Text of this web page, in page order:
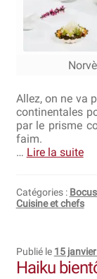
Bocuse d’Or
Mentions légales
Mon Compte
Plan du site
Politique en
Allez, on ne va
continentales
par le prisme
faim.
… Lire la suite
Catégories :
Cuisine et chefs
Publié le 15
Haiku